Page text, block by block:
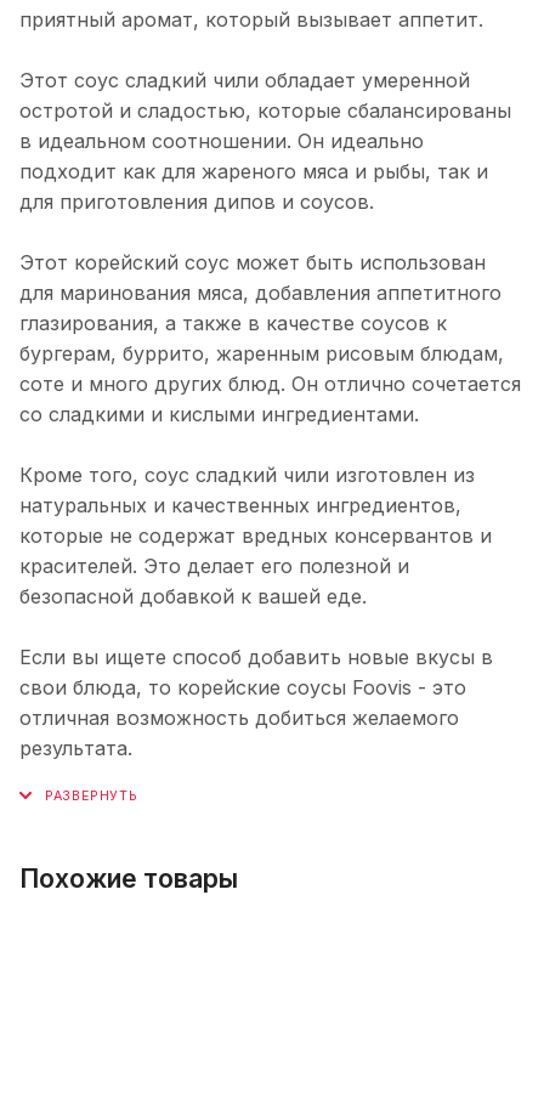
приятный аромат, который вызывает аппетит.
Этот соус сладкий чили обладает умеренной
остротой и сладостью, которые сбалансированы
в идеальном соотношении. Он идеально
подходит как для жареного мяса и рыбы, так и
для приготовления дипов и соусов.
Этот корейский соус может быть использован
для маринования мяса, добавления аппетитного
глазирования, а также в качестве соусов к
бургерам, буррито, жаренным рисовым блюдам,
соте и много других блюд. Он отлично сочетается
со сладкими и кислыми ингредиентами.
Кроме того, соус сладкий чили изготовлен из
натуральных и качественных ингредиентов,
которые не содержат вредных консервантов и
красителей. Это делает его полезной и
безопасной добавкой к вашей еде.
Если вы ищете способ добавить новые вкусы в
свои блюда, то корейские соусы Foovis - это
отличная возможность добиться желаемого
результата.
Похожие товары